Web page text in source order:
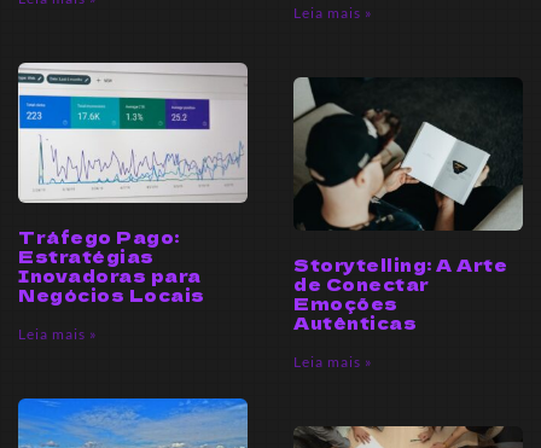
Leia mais »
Tráfego Pago:
Estratégias
Inovadoras para
Negócios Locais
Leia mais »
Storytelling: A Arte
de Conectar
Emoções
Autênticas
Leia mais »